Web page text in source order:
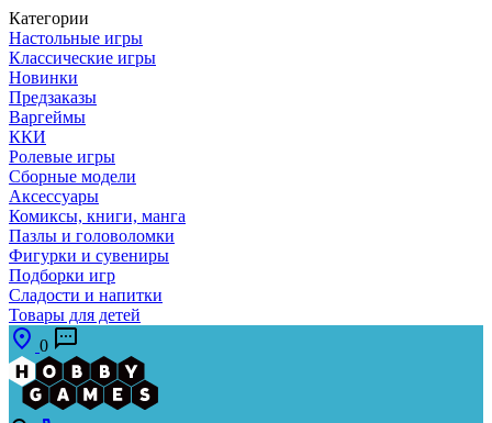
Категории
Настольные игры
Классические игры
Новинки
Предзаказы
Варгеймы
ККИ
Ролевые игры
Сборные модели
Аксессуары
Комиксы, книги, манга
Пазлы и головоломки
Фигурки и сувениры
Подборки игр
Сладости и напитки
Товары для детей
0